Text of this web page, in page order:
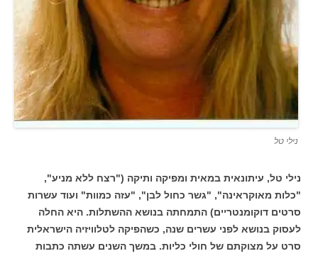
נילי טל
נילי טל, עיתונאית במאית ומפיקה ותיקה ("רצח ללא מניע",
"כלות מאוקראינה", "גשר כחול לבן", "עזה כמוות" ועוד עשרות
סרטים דוקומנטריים) התמחתה בנושא ההשתלות. היא החלה
לעסוק בנושא לפני עשרים שנה, כשהפיקה לטלוויזיה הישראלית
סרט על מצוקתם של חולי כליות. במשך השנים עשתה כתבות